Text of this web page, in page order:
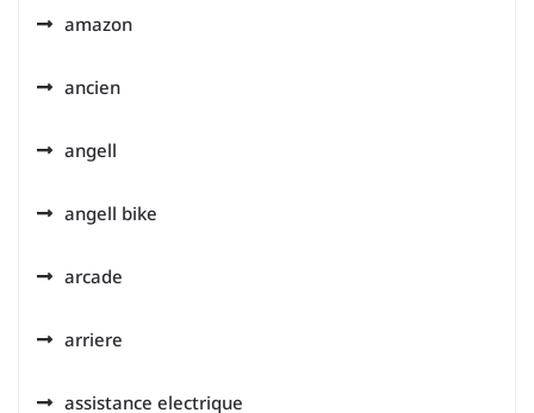
amazon
ancien
angell
angell bike
arcade
arriere
assistance electrique